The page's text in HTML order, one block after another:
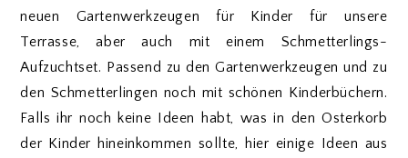
neuen Gartenwerkzeugen für Kinder für unsere
Terrasse, aber auch mit einem Schmetterlings-
Aufzuchtset. Passend zu den Gartenwerkzeugen und zu
den Schmetterlingen noch mit schönen Kinderbüchern.
Falls ihr noch keine Ideen habt, was in den Osterkorb
der Kinder hineinkommen sollte, hier einige Ideen aus